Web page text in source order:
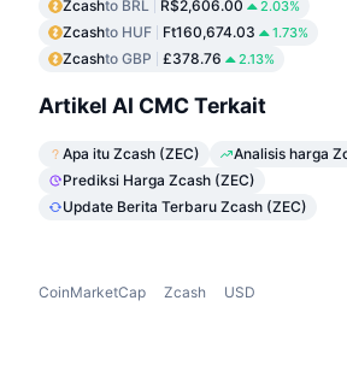
Zcashto BRL R$2,606.00 2.03%
Zcashto HUF Ft160,674.03 1.73%
Zcashto GBP £378.76 2.13%
Artikel AI CMC Terkait
Apa itu Zcash (ZEC)
Analisis harga
Prediksi Harga Zcash (ZEC)
Update Berita Terbaru Zcash (ZEC)
CoinMarketCap Zcash USD